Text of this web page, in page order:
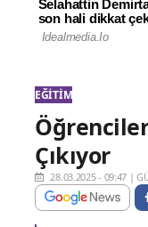
EĞITIM
Çıkıyor
28.03.2025 - 09:47 |